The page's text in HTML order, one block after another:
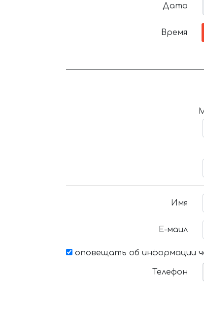
Дата
Время
Имя
Е-маил
оповещать об информации
Телефон